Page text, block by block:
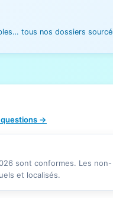
tous nos dossiers
→
sont conformes. Les non-
et localisés.